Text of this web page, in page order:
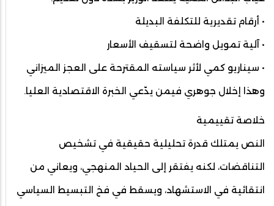
• أرقام تقديرية للتكلفة البديلة
• آلية تمويل واضحة لتسقيف الأسعار
• سيناريو كمي لأثر سياسته المقترحة على العجز الميزاني
وهذا إخلال جوهري فيمن يدّعي الخبرة الاقتصادية العليا.
خلاصة تقييمية
النص يمتلك قدرة تحليلية حقيقية في تشخيص
التناقضات، لكنه يفتقر إلى الحياد المنهجي، ويعاني من
انتقائية في الاستشهاد، ويسقط في فخ التبسيط السياسي